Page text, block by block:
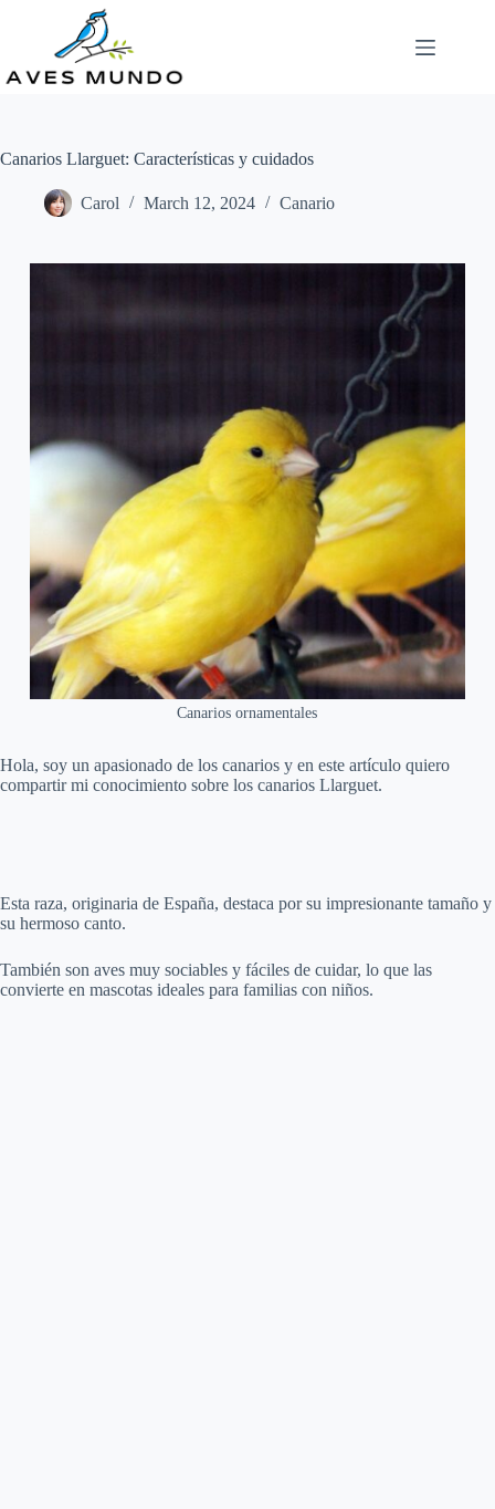
Canarios Llarguet: Características y cuidados
Carol March 12, 2024 Canario
Canarios ornamentales
Hola, soy un apasionado de los canarios y en este artículo quiero
compartir mi conocimiento sobre los canarios Llarguet.
Esta raza, originaria de España, destaca por su impresionante tamaño y
su hermoso canto.
También son aves muy sociables y fáciles de cuidar, lo que las
convierte en mascotas ideales para familias con niños.